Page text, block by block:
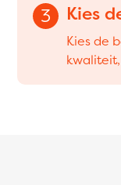
3 Kies
Kies de